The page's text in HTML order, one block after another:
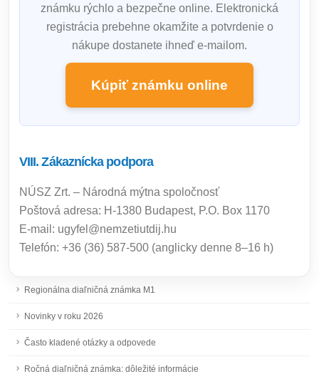
známku rýchlo a bezpečne online. Elektronická
registrácia prebehne okamžite a potvrdenie o
nákupe dostanete ihneď e-mailom.
Kúpiť známku online
VIII. Zákaznícka podpora
NÚSZ Zrt. – Národná mýtna spoločnosť
Poštová adresa: H-1380 Budapest, P.O. Box 1170
E-mail: ugyfel@nemzetiutdij.hu
Telefón: +36 (36) 587-500 (anglicky denne 8–16 h)
Regionálna diaľničná známka M1
Novinky v roku 2026
Často kladené otázky a odpovede
Ročná diaľničná známka: dôležité informácie